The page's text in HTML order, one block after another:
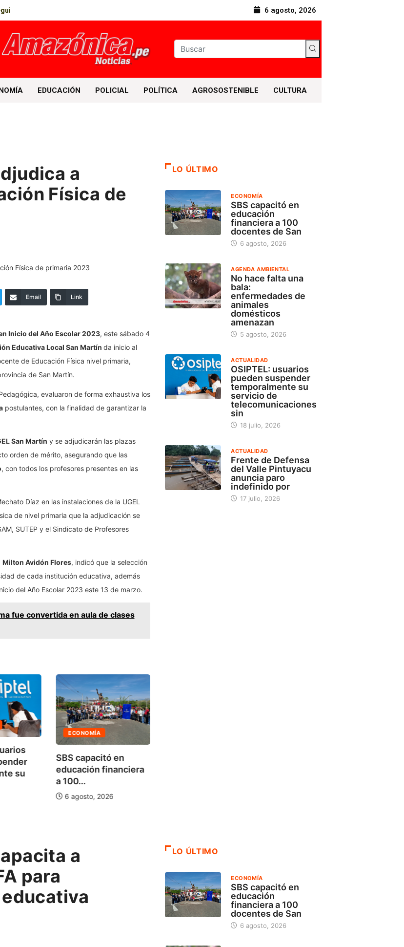
6 agosto, 2026
EDUCACIÓN POLICIAL POLÍTICA AGROSOSTENIBLE CULTURA
a
Física de
Email Link
Inicio del Año Escolar 2023, este sábado 4
Educativa Local San Martín da inicio al
de Educación Física nivel primaria,
de San Martín.
evaluaron de forma exhaustiva los
postulantes, con la finalidad de garantizar la
San Martín y se adjudicarán las plazas
orden de mérito, asegurando que las
, con todos los profesores presentes en las
Díaz en las instalaciones de la UGEL
de nivel primaria que la adjudicación se
SUTEP y el Sindicato de Profesores
Milton Avidón Flores, indicó que la selección
de cada institución educativa, además
del Año Escolar 2023 este 13 de marzo.
fue convertida en aula de clases
su
ECONOMÍA
SBS capacitó en
educación financiera
a 100...
6 agosto, 2026
LO ÚLTIMO
ECONOMÍA
SBS capacitó en
educación
financiera a 100
docentes de San
6 agosto, 2026
AGENDA AMBIENTAL
No hace falta una
bala:
enfermedades de
animales
domésticos
amenazan
5 agosto, 2026
ACTUALIDAD
OSIPTEL: usuarios
pueden suspender
temporalmente su
servicio de
telecomunicaciones
sin
18 julio, 2026
ACTUALIDAD
Frente de Defensa
del Valle Pintuyacu
anuncia paro
indefinido por
17 julio, 2026
a
para
LO ÚLTIMO
ECONOMÍA
SBS capacitó en
educación
financiera a 100
docentes de San
6 agosto, 2026